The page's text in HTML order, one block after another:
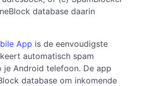
database daarin
App is de eenvoudigste
automatisch spam
Android telefoon. De app
database om inkomende